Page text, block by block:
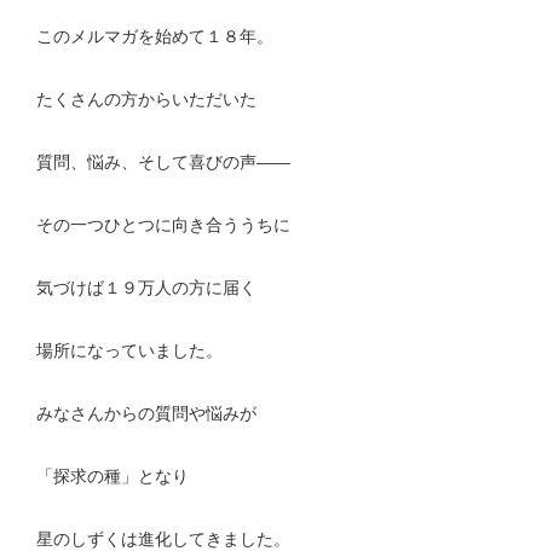
このメルマガを始めて１８年。
たくさんの方からいただいた
質問、悩み、そして喜びの声——
その一つひとつに向き合ううちに
気づけば１９万人の方に届く
場所になっていました。
みなさんからの質問や悩みが
「探求の種」となり
星のしずくは進化してきました。